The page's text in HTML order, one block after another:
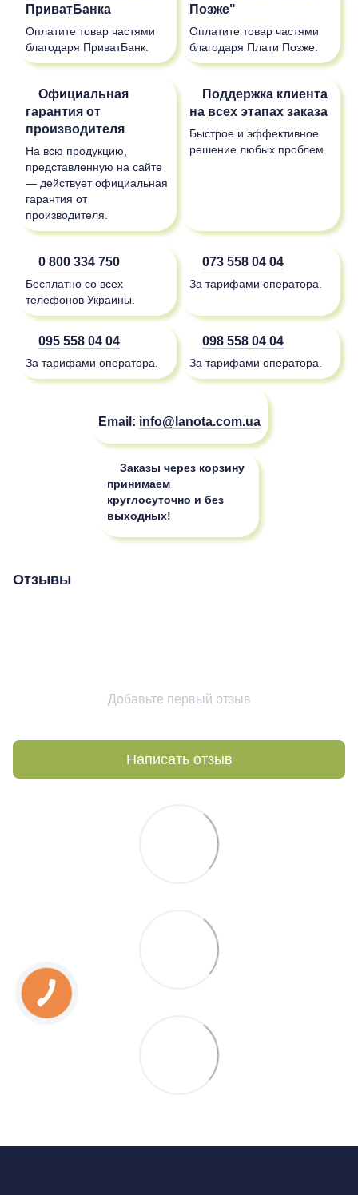
ПриватБанка
Оплатите товар частями
благодаря ПриватБанк.
Позже"
Оплатите товар частями
благодаря Плати Позже.
Официальная
гарантия от
производителя
На всю продукцию,
представленную на сайте
— действует официальная
гарантия от
производителя.
Поддержка клиента
на всех этапах заказа
Быстрое и эффективное
решение любых проблем.
0 800 334 750
Бесплатно со всех
телефонов Украины.
073 558 04 04
За тарифами оператора.
095 558 04 04
За тарифами оператора.
098 558 04 04
За тарифами оператора.
Email: info@lanota.com.ua
Заказы через корзину
принимаем
круглосуточно и без
выходных!
Отзывы
Добавьте первый отзыв
Написать отзыв